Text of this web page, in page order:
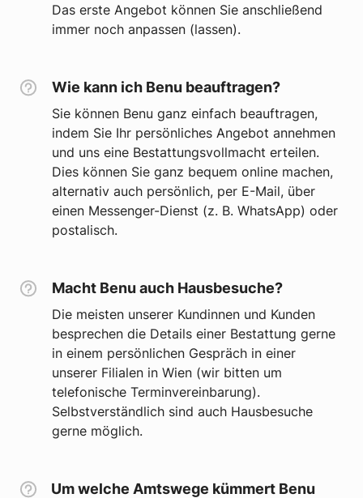
Das erste Angebot können Sie anschließend
immer noch anpassen (lassen).
Wie kann ich Benu beauftragen?
Sie können Benu ganz einfach beauftragen,
indem Sie Ihr persönliches Angebot annehmen
und uns eine Bestattungsvollmacht erteilen.
Dies können Sie ganz bequem online machen,
alternativ auch persönlich, per E-Mail, über
einen Messenger-Dienst (z. B. WhatsApp) oder
postalisch.
Macht Benu auch Hausbesuche?
Die meisten unserer Kundinnen und Kunden
besprechen die Details einer Bestattung gerne
in einem persönlichen Gespräch in einer
unserer Filialen in Wien (wir bitten um
telefonische Terminvereinbarung).
Selbstverständlich sind auch Hausbesuche
gerne möglich.
Um welche Amtswege kümmert Benu